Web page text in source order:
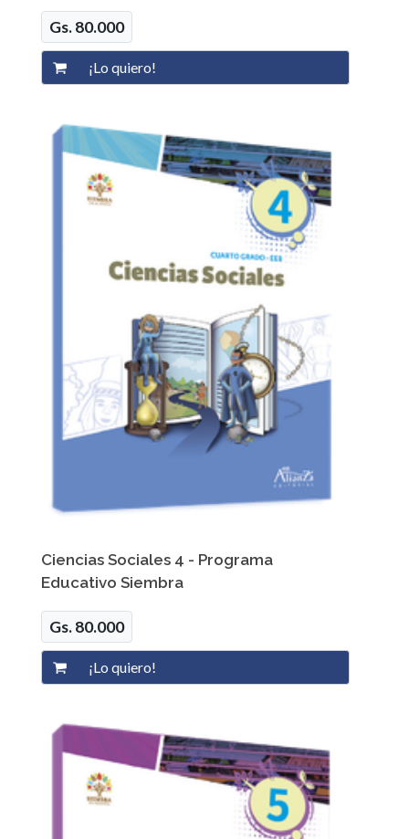
Gs. 80.000
Ciencias Sociales 4 - Programa
Educativo Siembra
Gs. 80.000